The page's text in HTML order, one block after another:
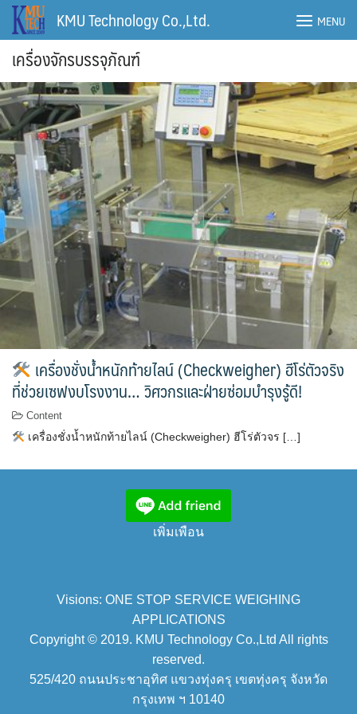
Skip
content
KMU Technology Co.,Ltd. MENU
เครื่องจักรบรรจุภัณฑ์
เครื่องชั่งน้ำหนักท้ายไลน์ (Checkweigher) ฮีโร่ตัวจริง
ที่ช่วยเซฟงบโรงงาน… วิศวกรและฝ่ายซ่อมบำรุงรู้ดี!
Content
เครื่องชั่งน้ำหนักท้ายไลน์ (Checkweigher) ฮีโร่ตัวจร […]
เพิ่มเพือน
Visions: ONE STOP SERVICE WEIGHING
APPLICATIONS
Copyright © 2019. KMU Technology Co.,Ltd All rights
reserved.
525/420 ถนนประชาอุทิศ แขวงทุ่งครุ เขตทุ่งครุ จังหวัด
กรุงเทพ ฯ 10140